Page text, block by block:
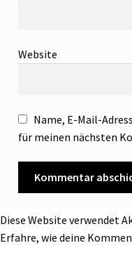
Website
Name, E-Mail-
für meinen nächsten
Diese Website verwendet
Erfahre, wie deine